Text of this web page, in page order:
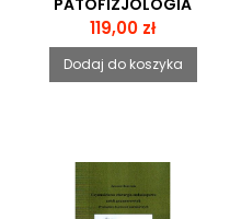
PATOFIZJOLOGIA
DIAGNOSTYKA
POSTĘPOWANIE
Cena
119,00 zł
Dodaj do koszyka